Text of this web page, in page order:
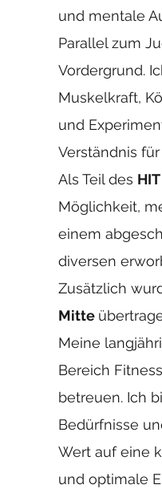
und mentale
Parallel zum
Vordergrund.
Muskelkraft,
und
Verständnis
Als Teil des
Möglichkeit,
einem
diversen
Zusätzlich
Mitte
Meine
Bereich
betreuen. Ich
Bedürfnisse
Wert auf eine
und optimale